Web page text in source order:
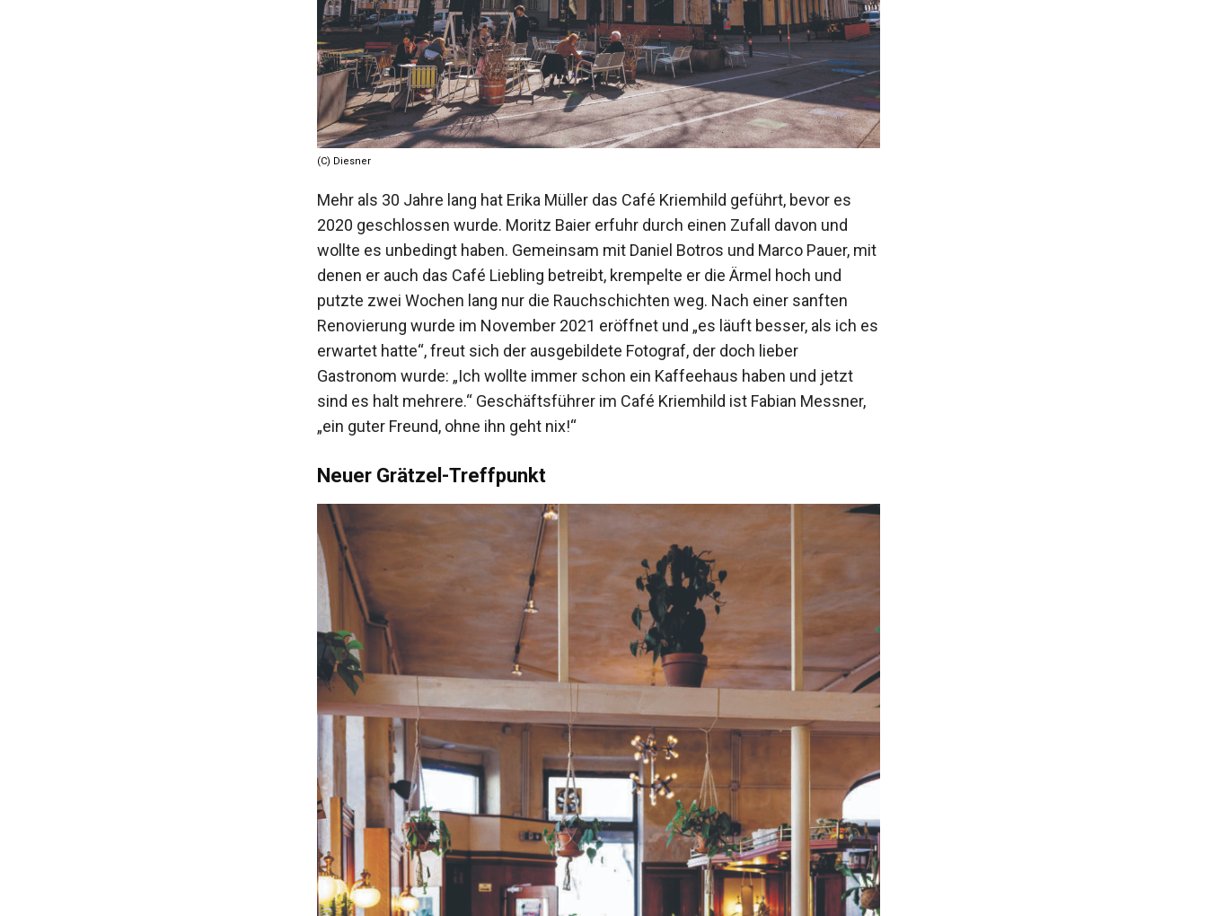
(C) Diesner
Mehr als 30 Jahre lang hat Erika Müller das Café Kriemhild geführt, bevor es
2020 geschlossen wurde. Moritz Baier erfuhr durch einen Zufall davon und
wollte es unbedingt haben. Gemeinsam mit Daniel Botros und Marco Pauer, mit
denen er auch das Café Liebling betreibt, krempelte er die Ärmel hoch und
putzte zwei Wochen lang nur die Rauchschichten weg. Nach einer sanften
Renovierung wurde im November 2021 eröffnet und „es läuft besser, als ich es
erwartet hatte“, freut sich der ausgebildete Fotograf, der doch lieber
Gastronom wurde: „Ich wollte immer schon ein Kaffeehaus haben und jetzt
sind es halt mehrere.“ Geschäftsführer im Café Kriemhild ist Fabian Messner,
„ein guter Freund, ohne ihn geht nix!“
Neuer Grätzel-Treffpunkt